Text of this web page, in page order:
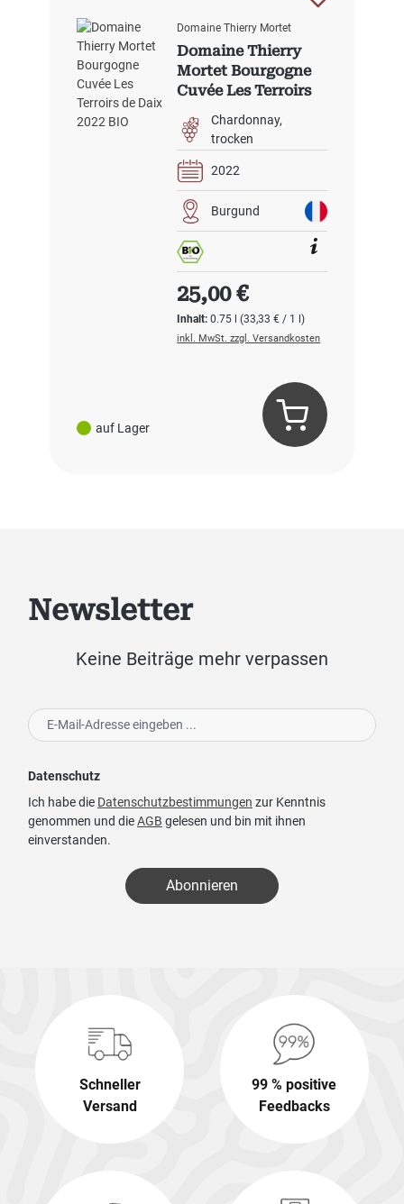
auf Lager
Domaine Thierry Mortet
Domaine Thierry
Mortet Bourgogne
Cuvée Les Terroirs
de Daix 2022 BIO
Chardonnay
trocken
2022
Burgund
Inhalt:0.75 l(33,33 € / 1 l)
Regulärer Preis:
25,00 €
inkl. MwSt. zzgl. Versandkosten
Newsletter
Keine Beiträge mehr verpassen
Datenschutz
Ich habe die Datenschutzbestimmungen zur Kenntnis
genommen und dieAGB gelesen und bin mit ihnen
einverstanden.
Abonnieren
Schneller
Versand
99 % positive
Feedbacks